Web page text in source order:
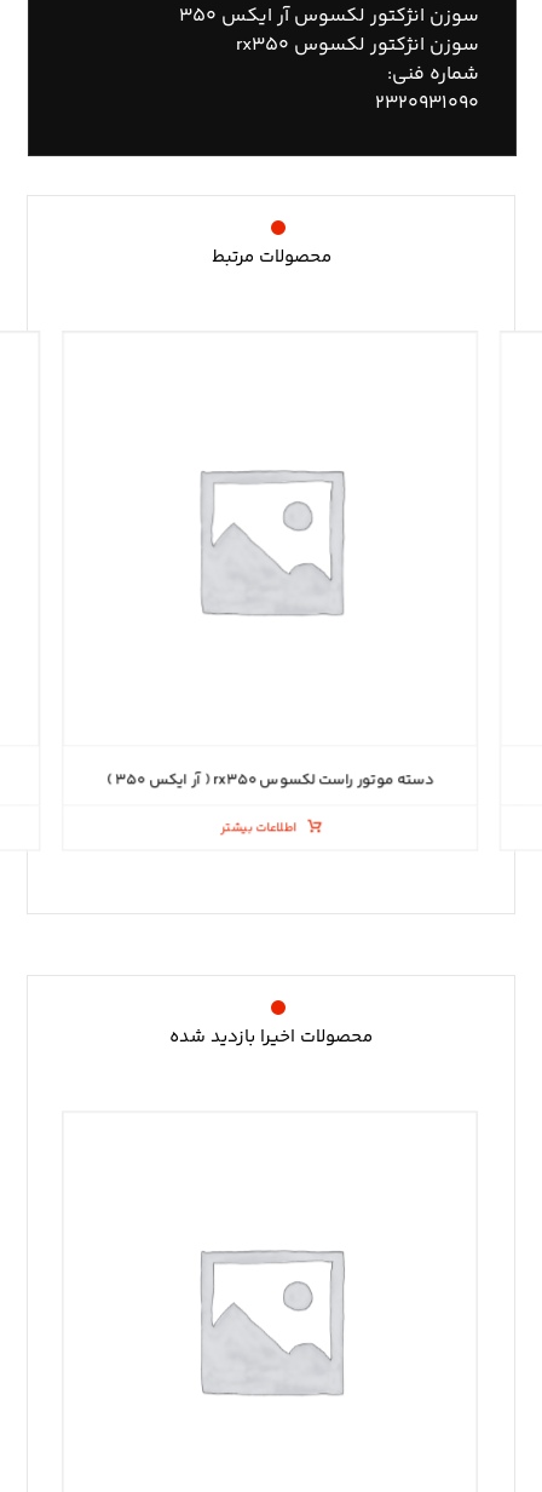
سوزن انژکتور لکسوس آر ایکس ۳۵۰
سوزن انژکتور لکسوس rx۳۵۰
شماره فنی:
۲۳۲۰۹۳۱۰۹۰
محصولات مرتبط
دسته موتور راست لکسوس rx۳۵۰ ( آر ایکس ۳۵۰ )
اطلاعات بیشتر
محصولات اخیرا بازدید شده